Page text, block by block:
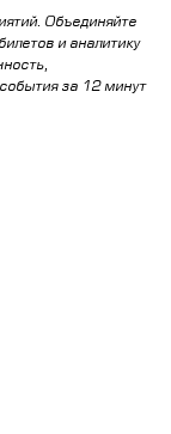
Объединяйте
и аналитику
за 12 минут